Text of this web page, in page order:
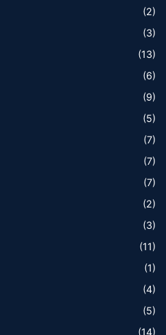
(2)
(3)
(13)
(6)
(9)
(5)
(7)
(7)
(7)
(2)
(3)
(11)
(1)
(4)
(5)
(14)